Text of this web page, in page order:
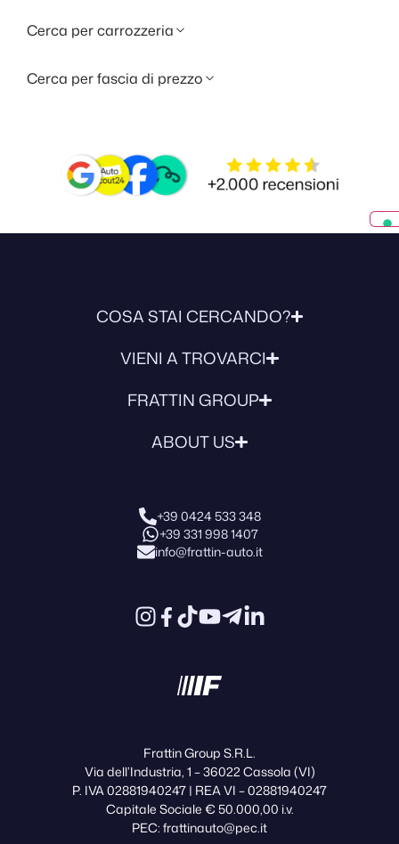
Cerca per carrozzeria
Cerca per fascia di prezzo
COSA STAI CERCANDO?
VIENI A TROVARCI
FRATTIN GROUP
ABOUT US
+39 0424 533 348
+39 331 998 1407
info@frattin-auto.it
Frattin Group S.R.L.
Via dell’Industria, 1 – 36022 Cassola (VI)
P. IVA 02881940247 | REA VI – 02881940247
Capitale Sociale € 50.000,00 i.v.
PEC: frattinauto@pec.it